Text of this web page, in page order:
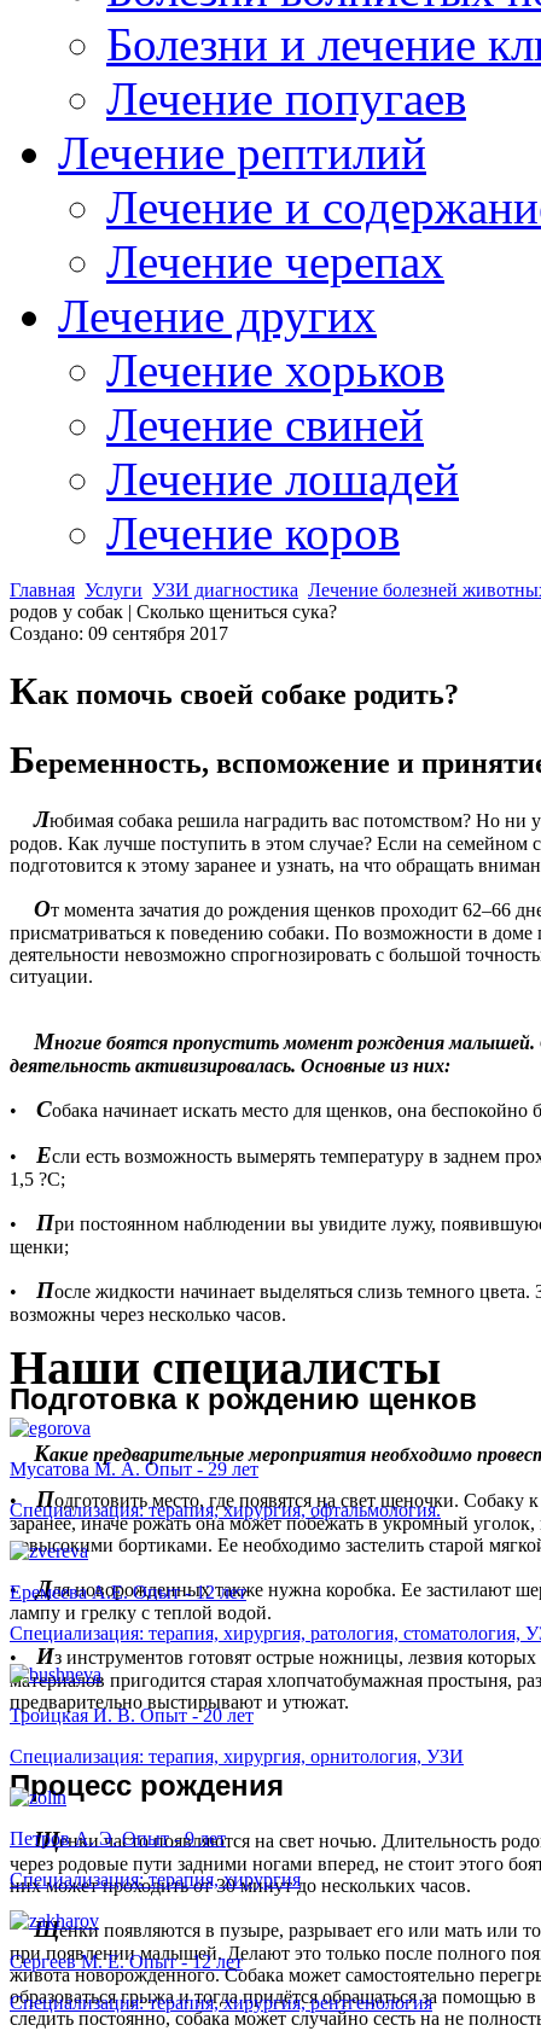
Болезни и лечение
Лечение попугаев
Лечение рептилий
Лечение и
Лечение черепах
Лечение других
Лечение хорьков
Лечение свиней
Лечение лошадей
Лечение коров
Главная Услуги УЗИ диагностика Лечение болезней
родов у собак | Сколько щениться сука?
Создано: 09 сентября 2017
Как помочь своей собаке родить?
Беременность, вспоможение и
Любимая собака решила наградить вас потомством? Но ни
родов. Как лучше поступить в этом случае? Если на
подготовится к этому заранее и узнать, на что обращать
От момента зачатия до рождения щенков проходит 62–66
присматриваться к поведению собаки. По возможности в доме
деятельности невозможно спрогнозировать с большой
ситуации.
Многие боятся пропустить момент рождения
деятельность активизировалась. Основные из них:
• Собака начинает искать место для щенков, она беспокойно
• Если есть возможность вымерять температуру в заднем
1,5 ?С;
• При постоянном наблюдении вы увидите лужу,
щенки;
• После жидкости начинает выделяться слизь темного
возможны через несколько часов.
Подготовка к рождению щенков
Какие предварительные мероприятия необходимо
• Подготовить место, где появятся на свет щеночки. Собаку
заранее, иначе рожать она может побежать в укромный
невысокими бортиками. Ее необходимо застелить старой
•Для новорожденных также нужна коробка. Ее застилают
лампу и грелку с теплой водой.
• Из инструментов готовят острые ножницы, лезвия
материалов пригодится старая хлопчатобумажная простыня,
предварительно выстирывают и утюжат.
Процесс рождения
Щенки часто появляются на свет ночью. Длительность
через родовые пути задними ногами вперед, не стоит этого
них может проходить от 30 минут до нескольких часов.
Щенки появляются в пузыре, разрывает его или мать или
при появлении малышей. Делают это только после полного
живота новорожденного. Собака может самостоятельно
образоваться грыжа и тогда придётся обращаться за помощью в
следить постоянно, собака может случайно сесть на не
Наши специалисты
Мусатова М. А. Опыт - 29 лет
Специализация: терапия, хирургия, офтальмология.
Еремеева А.Е. Опыт - 12 лет
Специализация: терапия, хирургия, ратология, стоматология,
Троицкая И. В. Опыт - 20 лет
Специализация: терапия, хирургия, орнитология, УЗИ
Петров А. Э. Опыт - 9 лет
Специализация: терапия, хирургия
Сергеев М. Е. Опыт - 12 лет
Специализация: терапия, хирургия, рентгенология